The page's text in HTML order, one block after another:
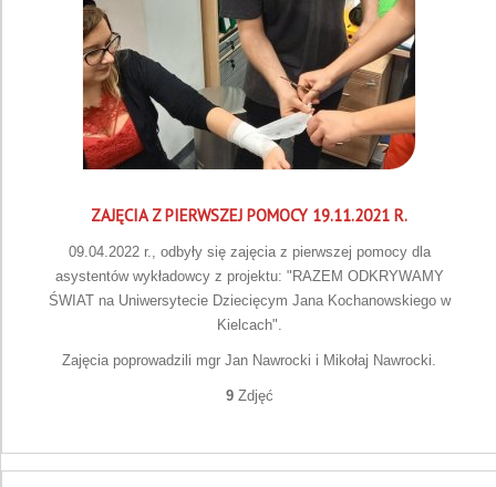
ZAJĘCIA Z PIERWSZEJ POMOCY 19.11.2021 R.
09.04.2022 r., odbyły się zajęcia z pierwszej pomocy dla
asystentów wykładowcy z projektu: "RAZEM ODKRYWAMY
ŚWIAT na Uniwersytecie Dziecięcym Jana Kochanowskiego w
Kielcach".
Zajęcia poprowadzili mgr Jan Nawrocki i Mikołaj Nawrocki.
9Zdjęć